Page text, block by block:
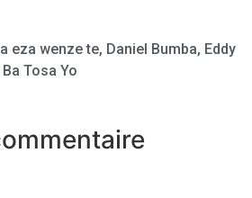
eza wenze te, Daniel Bumba, Eddy
Tosa Yo